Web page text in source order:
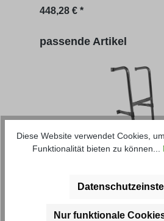
Regulärer Preis:
448,28 € *
Produktgalerie überspringen
passende Artikel
Auftrittleiter 2- bis 6-
Diese Website verwendet Cookies,
Funktionalität bieten zu können...
Nur funktionale